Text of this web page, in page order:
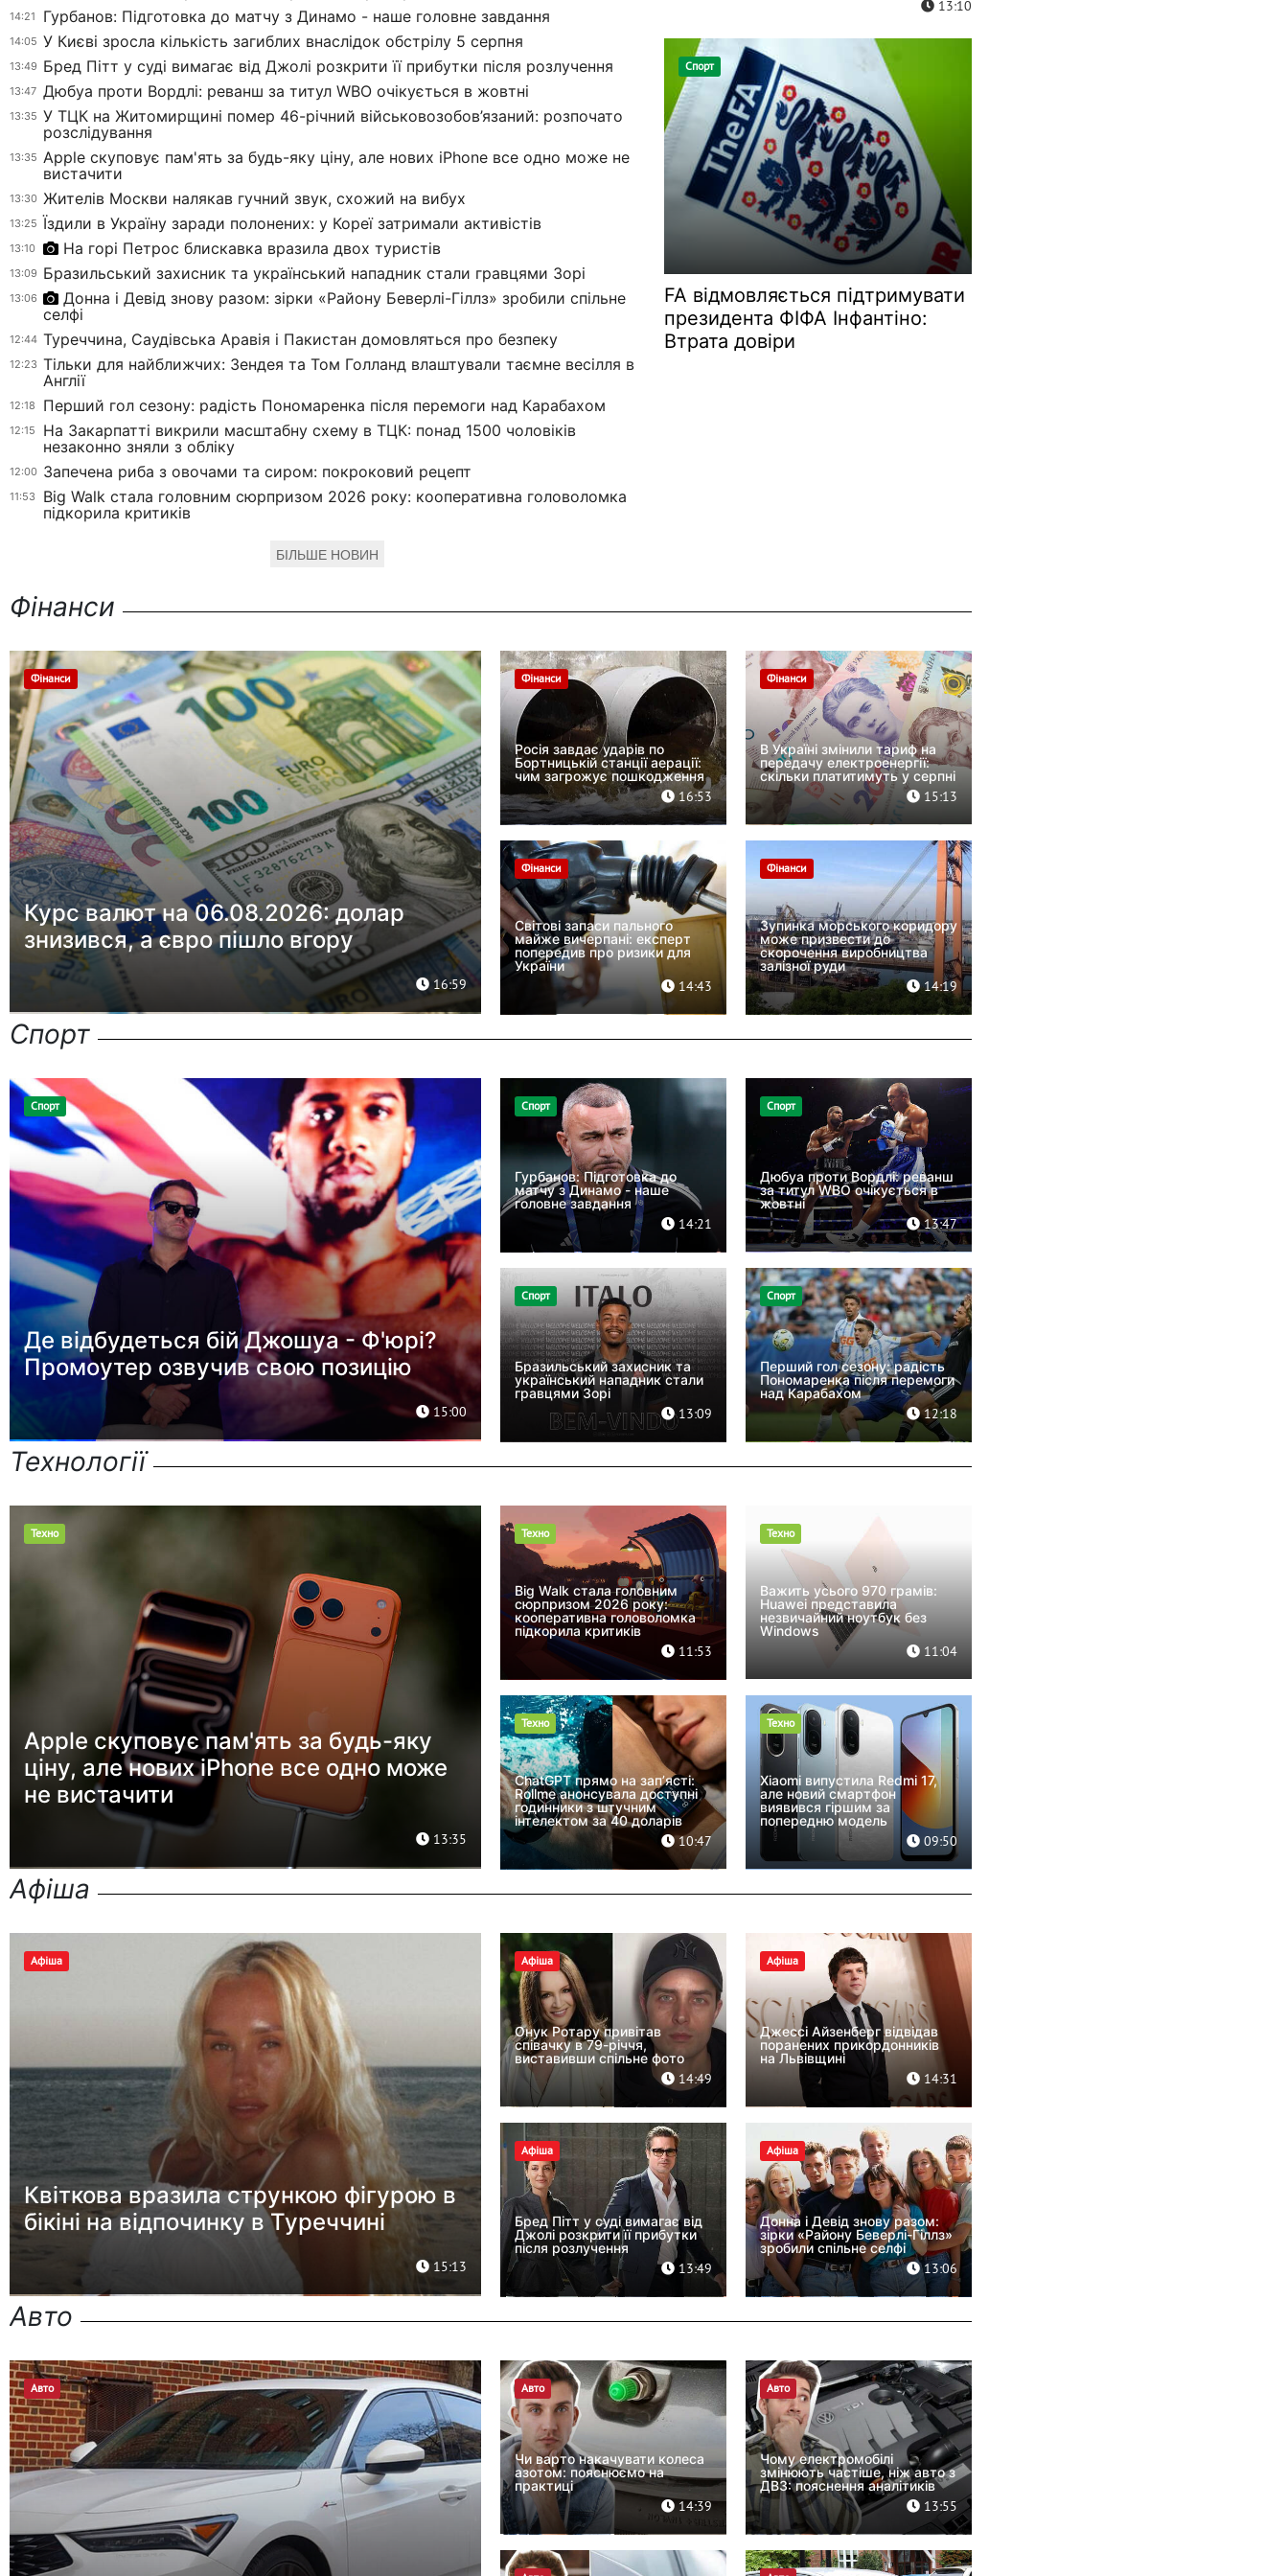
14:21 Гурбанов: Підготовка до матчу з Динамо - наше головне завдання
14:05 У Києві зросла кількість загиблих внаслідок обстрілу 5 серпня
13:49 Бред Пітт у суді вимагає від Джолі розкрити її прибутки після розлучення
13:47 Дюбуа проти Вордлі: реванш за титул WBO очікується в жовтні
13:35 У ТЦК на Житомирщині помер 46-річний військовозобов’язаний: розпочато
розслідування
13:35 Apple скуповує пам'ять за будь-яку ціну, але нових iPhone все одно може не
вистачити
13:30 Жителів Москви налякав гучний звук, схожий на вибух
13:25 Їздили в Україну заради полонених: у Кореї затримали активістів
13:10 На горі Петрос блискавка вразила двох туристів
13:09 Бразильський захисник та український нападник стали гравцями Зорі
13:06
Донна і Девід знову разом: зірки «Району Беверлі-Гіллз» зробили спільне
селфі
12:44 Туреччина, Саудівська Аравія і Пакистан домовляться про безпеку
12:23 Тільки для найближчих: Зендея та Том Голланд влаштували таємне весілля в
Англії
12:18 Перший гол сезону: радість Пономаренка після перемоги над Карабахом
12:15
На Закарпатті викрили масштабну схему в ТЦК: понад 1500 чоловіків
незаконно зняли з обліку
12:00 Запечена риба з овочами та сиром: покроковий рецепт
11:53
Big Walk стала головним сюрпризом 2026 року: кооперативна головоломка
підкорила критиків
БІЛЬШЕ НОВИН
13:10
Спорт
FA відмовляється підтримувати
президента ФІФА Інфантіно:
Втрата довіри
Фінанси
Фінанси
Курс валют на 06.08.2026: долар
знизився, а євро пішло вгору
16:59
Фінанси
Росія завдає ударів по
Бортницькій станції аерації:
чим загрожує пошкодження
16:53
Фінанси
В Україні змінили тариф на
передачу електроенергії:
скільки платитимуть у серпні
15:13
Фінанси
Світові запаси пального
майже вичерпані: експерт
попередив про ризики для
України
14:43
Фінанси
Зупинка морського коридору
може призвести до
скорочення виробництва
залізної руди
14:19
Спорт
Спорт
Де відбудеться бій Джошуа - Ф'юрі?
Промоутер озвучив свою позицію
15:00
Спорт
Гурбанов: Підготовка до
матчу з Динамо - наше
головне завдання
14:21
Спорт
Дюбуа проти Вордлі: реванш
за титул WBO очікується в
жовтні
13:47
Спорт
Бразильський захисник та
український нападник стали
гравцями Зорі
13:09
Спорт
Перший гол сезону: радість
Пономаренка після перемоги
над Карабахом
12:18
Технології
Техно
Apple скуповує пам'ять за будь-яку
ціну, але нових iPhone все одно може
не вистачити
13:35
Техно
Big Walk стала головним
сюрпризом 2026 року:
кооперативна головоломка
підкорила критиків
11:53
Техно
Важить усього 970 грамів:
Huawei представила
незвичайний ноутбук без
Windows
11:04
Техно
ChatGPT прямо на зап’ясті:
Rollme анонсувала доступні
годинники з штучним
інтелектом за 40 доларів
10:47
Техно
Xiaomi випустила Redmi 17,
але новий смартфон
виявився гіршим за
попередню модель
09:50
Афіша
Афіша
Квіткова вразила стрункою фігурою в
бікіні на відпочинку в Туреччині
15:13
Афіша
Онук Ротару привітав
співачку в 79-річчя,
виставивши спільне фото
14:49
Афіша
Джессі Айзенберг відвідав
поранених прикордонників
на Львівщині
14:31
Афіша
Бред Пітт у суді вимагає від
Джолі розкрити її прибутки
після розлучення
13:49
Афіша
Донна і Девід знову разом:
зірки «Району Беверлі-Гіллз»
зробили спільне селфі
13:06
Авто
Авто Авто
Чи варто накачувати колеса
азотом: пояснюємо на
практиці
14:39
Авто
Чому електромобілі
змінюють частіше, ніж авто з
ДВЗ: пояснення аналітиків
13:55